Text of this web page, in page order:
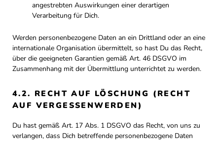
angestrebten Auswirkungen einer derartigen
Verarbeitung für Dich.
Werden personenbezogene Daten an ein Drittland oder an eine
internationale Organisation übermittelt, so hast Du das Recht,
über die geeigneten Garantien gemäß Art. 46 DSGVO im
Zusammenhang mit der Übermittlung unterrichtet zu werden.
4.2. RECHT AUF LÖSCHUNG (RECHT
AUF VERGESSENWERDEN)
Du hast gemäß Art. 17 Abs. 1 DSGVO das Recht, von uns zu
verlangen, dass Dich betreffende personenbezogene Daten